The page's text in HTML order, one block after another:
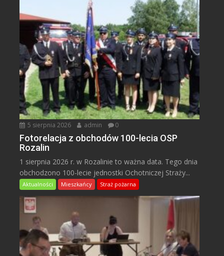
5 sierpnia 2026 admin 0
Fotorelacja z obchodów 100-lecia OSP
Rozalin
1 sierpnia 2026 r. w Rozalinie to ważna data. Tego dnia
obchodzono 100-lecie jednostki Ochotniczej Straży...
Aktualności Mieszkańcy Straż pożarna